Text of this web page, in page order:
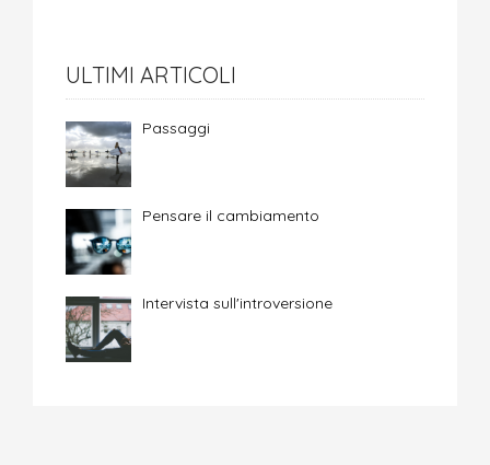
ULTIMI ARTICOLI
Passaggi
Pensare il cambiamento
Intervista sull'introversione